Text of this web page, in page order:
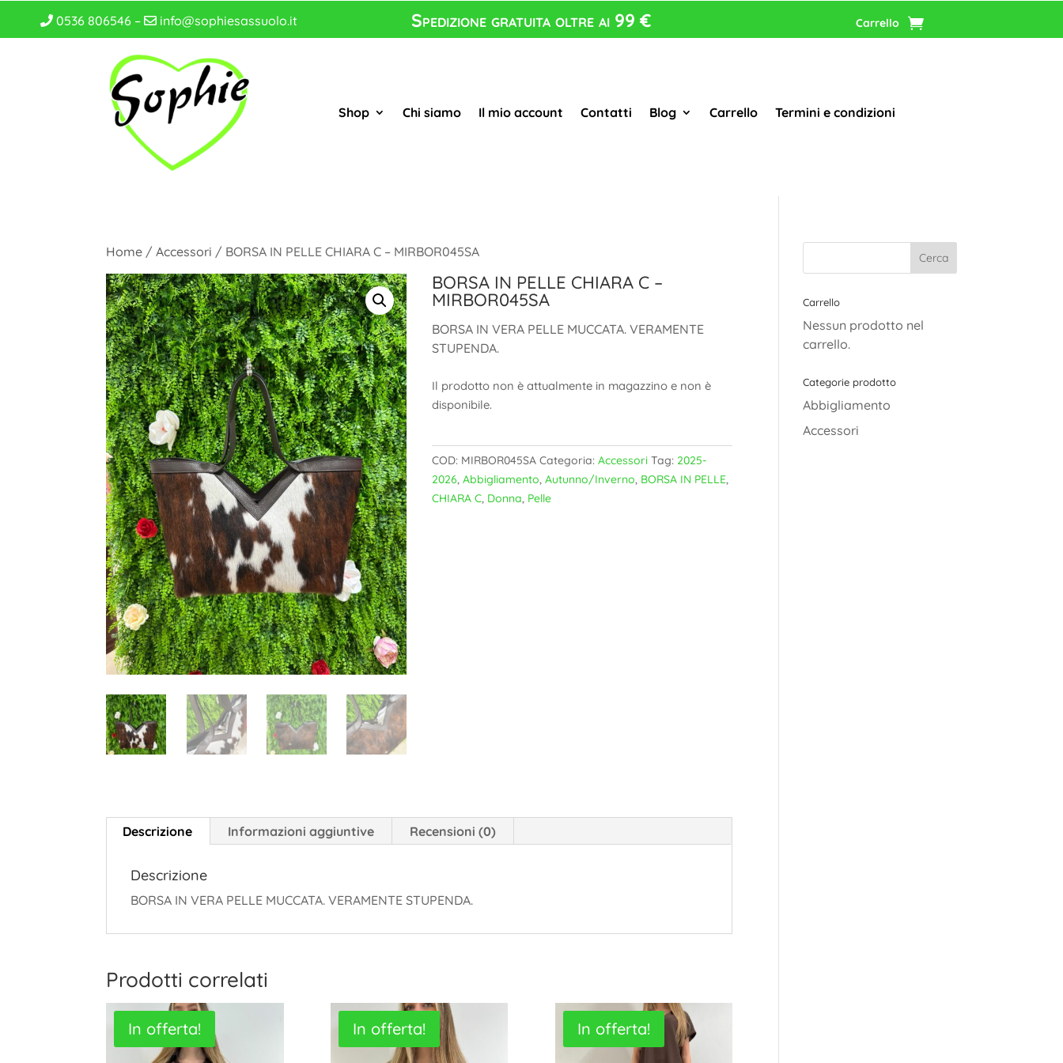
0536 806546 – info@sophiesassuolo.it Spedizione gratuita oltre ai 99 € Carrello
Shop Chi siamo Il mio account Contatti Blog Carrello Termini e condizioni
Home /Accessori / BORSA IN PELLE CHIARA C – MIRBOR045SA
BORSA IN PELLE CHIARA C –
MIRBOR045SA
BORSA IN VERA PELLE MUCCATA. VERAMENTE
STUPENDA.
Il prodotto non è attualmente in magazzino e non è
disponibile.
COD: MIRBOR045SA Categoria:Accessori Tag: 2025-
2026,Abbigliamento,Autunno/Inverno, BORSA IN PELLE,
CHIARA C, Donna, Pelle
Descrizione Informazioni aggiuntive Recensioni (0)
Descrizione
BORSA IN VERA PELLE MUCCATA. VERAMENTE STUPENDA.
Prodotti correlati
In offerta! In offerta! In offerta!
Carrello
Nessun prodotto nel
carrello.
Categorie prodotto
Abbigliamento
Accessori